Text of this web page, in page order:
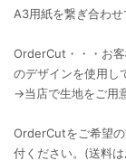
A3用紙を繋ぎ合わせ
OrderCut・・・お
のデザインを使用し
→当店で生地をご用
OrderCutをご希望
付ください。(送料